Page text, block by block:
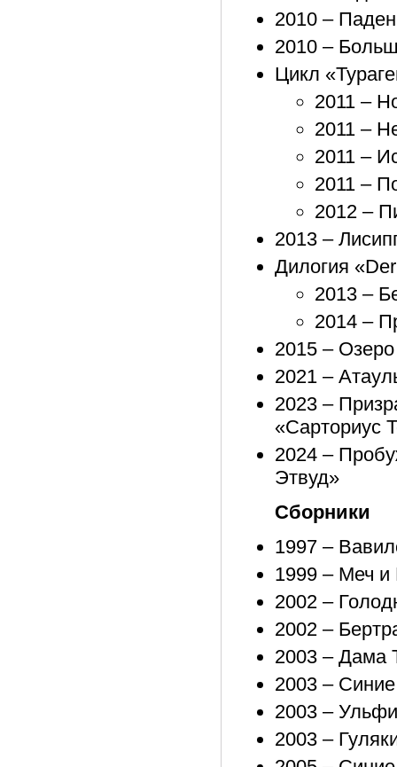
2010 –
2010 –
Цикл
2011 –
2011 –
2011 –
2011 –
2012 –
2013 –
Дилогия
2013 –
2014 –
2015 –
2021 –
2023 –
«Сарториус
2024 –
Этвуд»
Сборники
1997 –
1999 – Меч и
2002 –
2002 –
2003 – Дама
2003 –
2003 –
2003 –